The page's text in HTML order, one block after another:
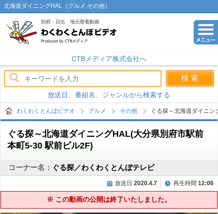
北海道ダイニングHAL（グルメ,その他）
別府・日出 地元密着動画
CTBメディア株式会社へ
放送日、番組名、ジャンルから検索する
わくわくとんぼビデオ グルメ その他 ぐる探～北海道ダイニン
ぐる探～北海道ダイニングHAL(大分県別府市駅前
本町5-30 駅前ビル2F)
コーナー名： ぐる探／わくわくとんぼテレビ
放送日 2020.4.7 再生時間 12:06
※ この動画の公開は終了いたしました。